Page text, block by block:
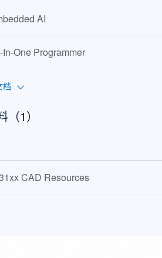
AI
One Programmer
档
（1）
CAD Resources